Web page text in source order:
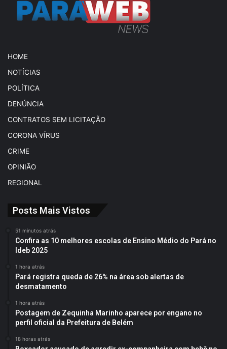
HOME
NOTÍCIAS
POLÍTICA
DENÚNCIA
CONTRATOS SEM LICITAÇÃO
CORONA VÍRUS
CRIME
OPINIÃO
REGIONAL
Posts Mais Vistos
51 minutos atrás
Confira as 10 melhores escolas de Ensino Médio do Pará no
Ideb 2025
1 hora atrás
Pará registra queda de 26% na área sob alertas de
desmatamento
1 hora atrás
Postagem de Zequinha Marinho aparece por engano no
perfil oficial da Prefeitura de Belém
18 horas atrás